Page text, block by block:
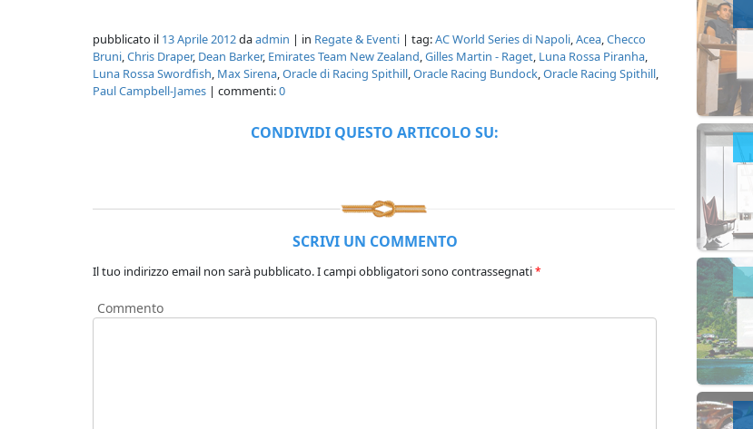
pubblicato il 13 Aprile 2012daadmin | in Regate & Eventi | tag:AC World Series di Napoli,Acea,Checco
Bruni,Chris Draper, Dean Barker, Emirates Team New Zealand,Gilles Martin - Raget, Luna Rossa Piranha,
Luna Rossa Swordfish, Max Sirena,Oracle di Racing Spithill,Oracle Racing Bundock,Oracle Racing Spithill,
Paul Campbell-James | commenti:0
CONDIVIDI QUESTO ARTICOLO SU:
SCRIVI UN COMMENTO
Il tuo indirizzo email non sarà pubblicato.I campi obbligatori sono contrassegnati*
Commento